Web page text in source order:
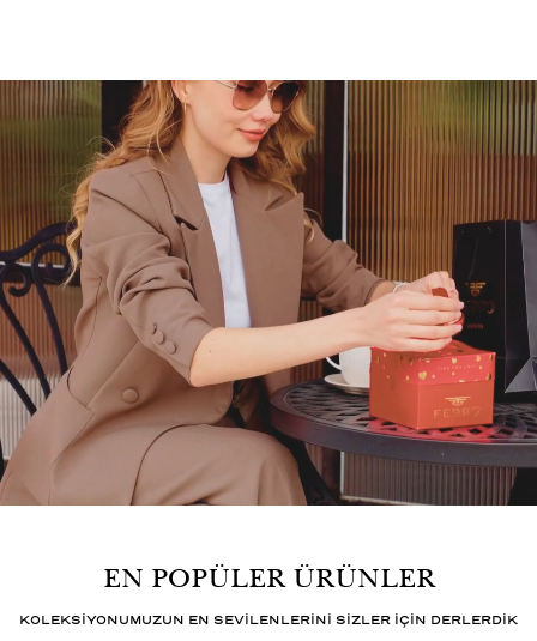
EN POPÜLER ÜRÜNLER
KOLEKSİYONUMUZUN EN SEVİLENLERİNİ SİZLER İÇİN DERLERDİK